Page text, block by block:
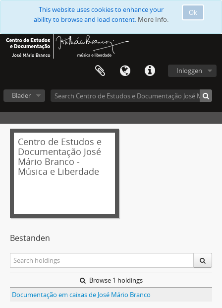
Ok
This website uses cookies to enhance your
ability to browse and load content. More Info.
Inloggen
Blader
Centro de Estudos e
Documentação José
Mário Branco -
Música e Liberdade
Bestanden
Browse 1 holdings
Documentação em caixas de José Mário Branco